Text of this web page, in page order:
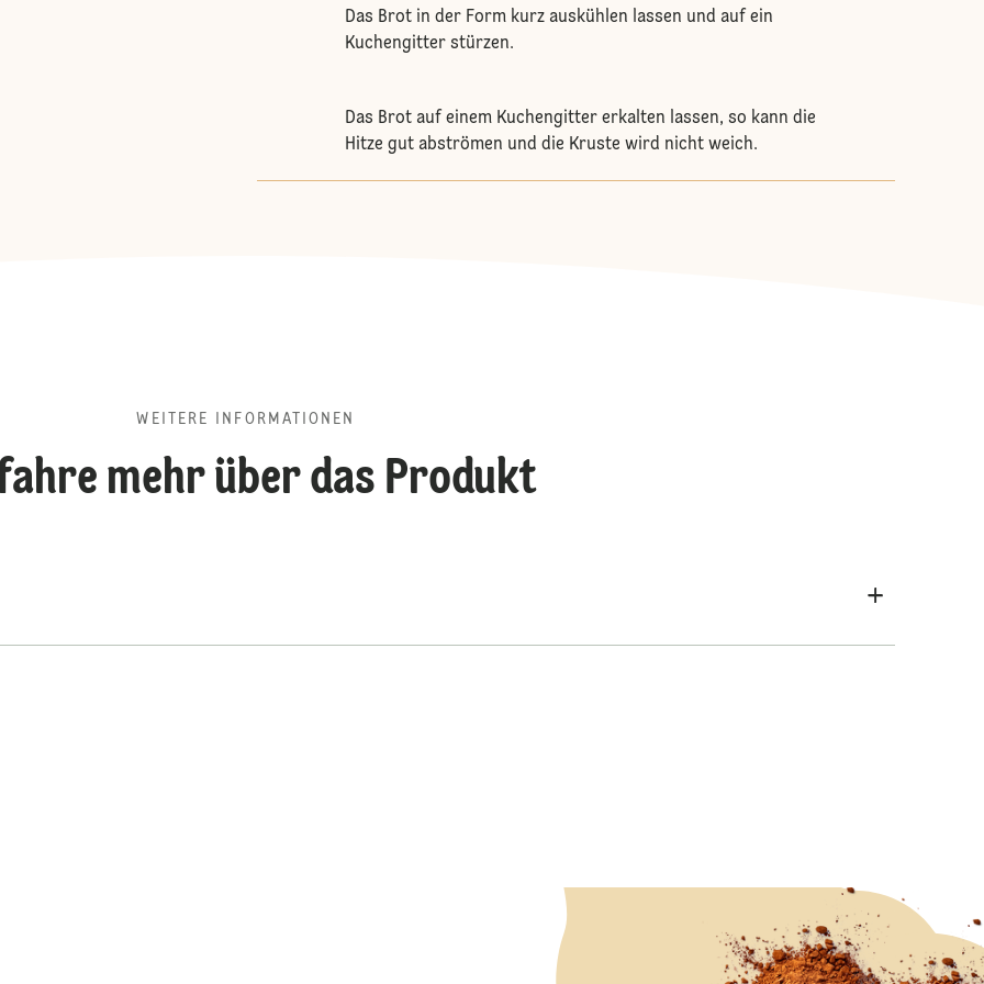
Das Brot in der Form kurz auskühlen lassen und auf ein
Kuchengitter stürzen.
Das Brot auf einem Kuchengitter erkalten lassen, so kann die
Hitze gut abströmen und die Kruste wird nicht weich.
WEITERE INFORMATIONEN
mehr über das Produkt